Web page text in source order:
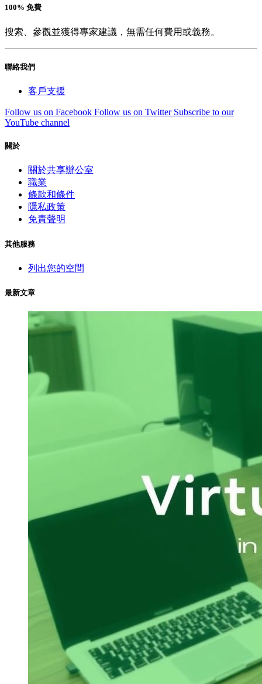
100% 免費
搜索、參觀並獲得專家建議，無需任何費用或義務。
聯絡我們
客戶支援
Follow us on Facebook Follow us on Twitter Subscribe to our
YouTube channel
關於
關於共享辦公室
職業
條款和條件
隱私政策
免責聲明
其他服務
列出您的空間
最新文章